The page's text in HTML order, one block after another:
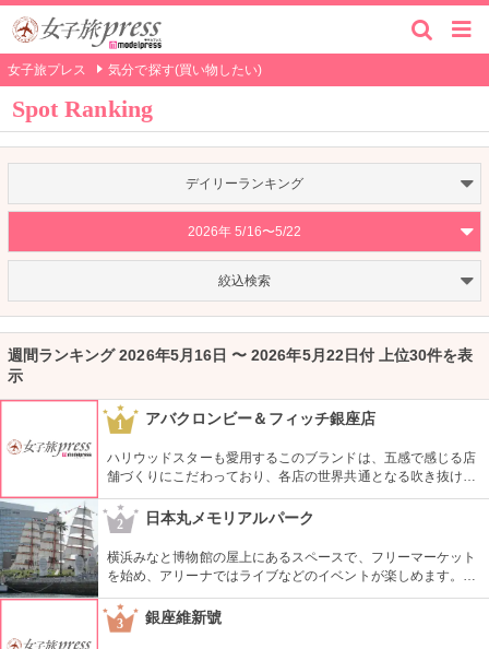
女子旅プレス 気分で探す(買い物したい)
Spot Ranking
デイリーランキング
2026年 5/16〜5/22
絞込検索
週間ランキング 2026年5月16日 〜 2026年5月22日付 上位30件を表
示
1 アバクロンビー＆フィッチ銀座店
ハリウッドスターも愛用するこのブランドは、五感で感じる店
舗づくりにこだわっており、各店の世界共通となる吹き抜けの
階段部壁面には、アバクロの世界の旗艦店の中で最大の巨大な
壁面を描き刺激的でエネルギッシュな店舗空間を演出してい
る。
2 日本丸メモリアルパーク
横浜みなと博物館の屋上にあるスペースで、フリーマーケット
を始め、アリーナではライブなどのイベントが楽しめます。も
ともとは船の修繕用に建設されたドックで今では国の重要文化
財に指定されています。
3 銀座維新號